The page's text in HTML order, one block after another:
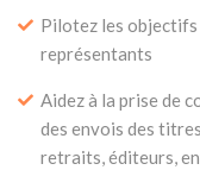
Pilotez les objectifs
représentants
Aidez à la prise de
des envois des
retraits, éditeurs,